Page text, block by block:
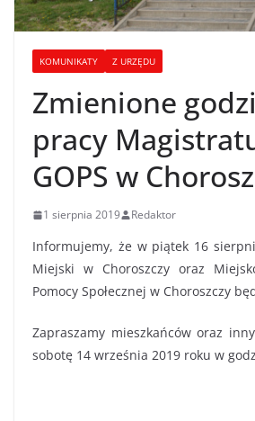
KOMUNIKATY Z URZĘDU
Zmienione
pracy
GOPS w
1 sierpnia 2019 Redaktor
Informujemy, że w piątek 16
Miejski w Choroszczy oraz
Pomocy Społecznej w Choroszczy
Zapraszamy mieszkańców oraz
sobotę 14 września 2019 roku w